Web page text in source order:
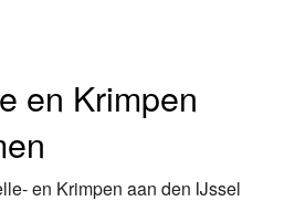
en Krimpen
en Krimpen aan den IJssel